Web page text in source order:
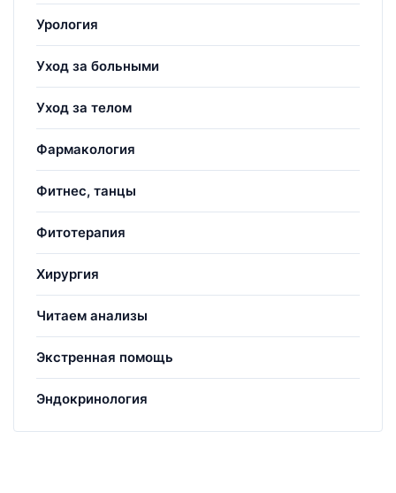
Урология
Уход за больными
Уход за телом
Фармакология
Фитнес, танцы
Фитотерапия
Хирургия
Читаем анализы
Экстренная помощь
Эндокринология